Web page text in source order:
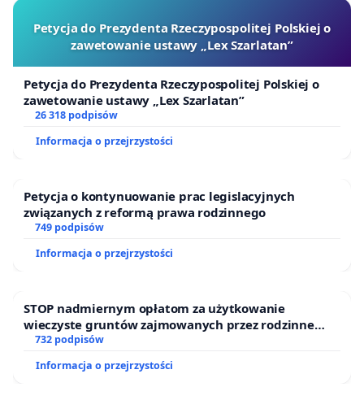
Petycja do Prezydenta Rzeczypospolitej Polskiej o
zawetowanie ustawy „Lex Szarlatan”
Petycja do Prezydenta Rzeczypospolitej Polskiej o
zawetowanie ustawy „Lex Szarlatan”
26 318 podpisów
Informacja o przejrzystości
Petycja o kontynuowanie prac legislacyjnych
związanych z reformą prawa rodzinnego
749 podpisów
Informacja o przejrzystości
STOP nadmiernym opłatom za użytkowanie
wieczyste gruntów zajmowanych przez rodzinne
ogrody działkowe.
732 podpisów
Informacja o przejrzystości